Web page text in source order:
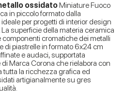
ossidatoMiniature Fuoco
in piccolo formato dalla
per progetti di interior design
superficie della materia ceramica
componenti cromatiche dei metalli
di piastrelle in formato 6x24 cm
e audaci, supportata
Marca Corona che rielabora con
la ricchezza grafica ed
artigianalmente su gres